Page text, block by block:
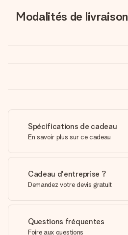
Modalités de livraison
Spécifications de cadeau
En savoir plus sur ce cadeau
Cadeau d'entreprise ?
Demandez votre devis gratuit
Questions fréquentes
Foire aux questions